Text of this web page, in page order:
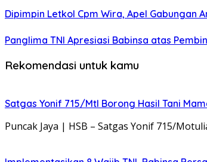
Dipimpin Letkol Cpm Wira, Apel Gabungan
Panglima TNI Apresiasi Babinsa atas
Rekomendasi untuk kamu
Satgas Yonif 715/Mtl Borong Hasil Tani
Puncak Jaya | HSB – Satgas Yonif 715/